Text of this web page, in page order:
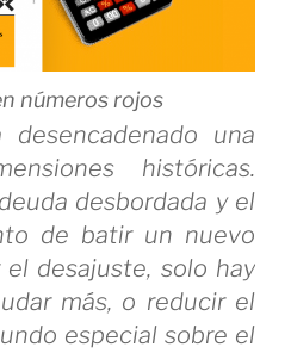
números rojos
una
históricas.
desbordada y el
de batir un nuevo
el desajuste, solo hay
más, o reducir el
especial sobre el